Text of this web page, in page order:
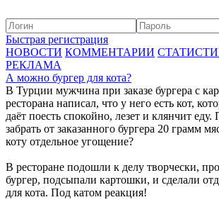
Быстрая регистрация
НОВОСТИ КОММЕНТАРИИ
РЕКЛАМА
А можно бургер для кота?
В Турции мужчина при заказе бургера с
ресторана написал, что у него есть кот,
даёт поесть спокойно, лезет и клянчит еду.
забрать от заказанного бургера 20 грамм
коту отдельное угощение?
В ресторане подошли к делу творчески,
бургер, подсыпали картошки, и сделали
для кота. Под катом реакция!